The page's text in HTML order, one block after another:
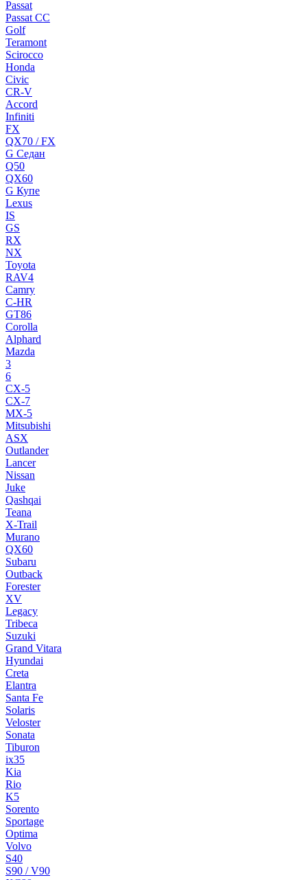
Passat
Passat CC
Golf
Teramont
Scirocco
Honda
Civic
CR-V
Accord
Infiniti
FX
QX70 / FX
G Cедан
Q50
QX60
G Купе
Lexus
IS
GS
RX
NX
Toyota
RAV4
Camry
C-HR
GT86
Corolla
Alphard
Mazda
3
6
CX-5
CX-7
MX-5
Mitsubishi
ASX
Outlander
Lancer
Nissan
Juke
Qashqai
Teana
X-Trail
Murano
QX60
Subaru
Outback
Forester
XV
Legacy
Tribeca
Suzuki
Grand Vitara
Hyundai
Creta
Elantra
Santa Fe
Solaris
Veloster
Sonata
Tiburon
ix35
Kia
Rio
K5
Sorento
Sportage
Optima
Volvo
S40
S90 / V90